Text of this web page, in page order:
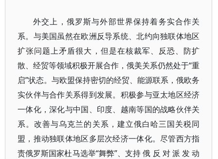
外交上，俄罗斯与外部世界保持着务实合作关
系。与美国虽然在欧洲反导系统、北约向独联体地区
扩张问题上矛盾很大，但是在核裁军、反恐、防扩
散、经贸等领域积极开展合作，俄美关系仍然处于“重
启”状态。与欧盟保持密切的经贸、能源联系，俄欧务
实伙伴与合作关系得到发展。积极参与亚太地区经济
一体化，深化与中国、印度、越南等国的战略伙伴关
系。改善与乌克兰的关系，建立俄白哈三国关税同
盟，推动独联体地区多层次经济一体化。尽管西方指
责俄罗斯国家杜马选举“舞弊”、支持 俄 反 对 派 发 动